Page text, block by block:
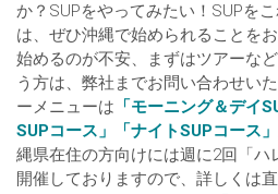
か？SUPをやってみたい！SUPを
は、ぜひ沖縄で始められることを
始めるのが不安、まずはツアーな
う方は、弊社までお問い合わせい
ーメニューは 「モーニング＆デイ
SUPコース」
「ナイトSUPコース」
縄県在住の方向けには週に2回「ハ
開催しておりますので、詳しくは